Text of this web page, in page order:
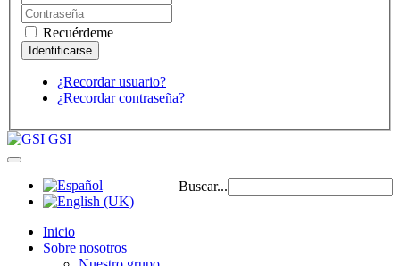
Recuérdeme
¿Recordar usuario?
¿Recordar contraseña?
GSI
Buscar...
Inicio
Sobre nosotros